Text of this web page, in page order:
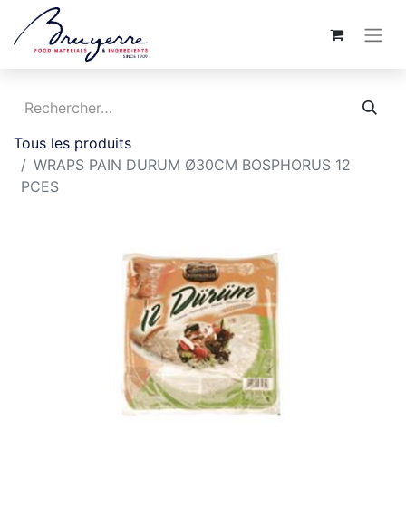
Tous les produits
WRAPS PAIN DURUM Ø30CM BOSPHORUS 12
PCES